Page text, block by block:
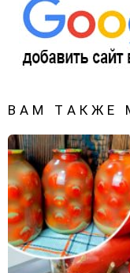
ВАМ ТАКЖЕ